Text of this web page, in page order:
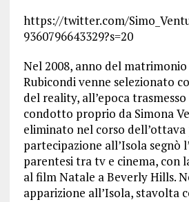
https://twitter.com/
9360796643329?s=20
Nel 2008, anno del
Rubicondi venne selezionato
del reality, all’epoca trasmesso
condotto proprio da Simona
eliminato nel corso
partecipazione all’Isola segnò
parentesi tra tv e cinema, con
al film Natale a Beverly Hills.
apparizione all’Isola, stavolta